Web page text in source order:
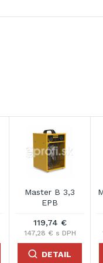
Master B 3,3
EPB
119,74 €
147,28 € s DPH
DETAIL